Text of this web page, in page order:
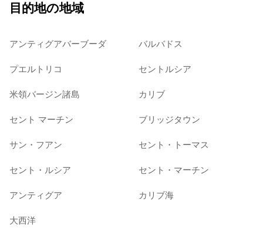
目的地の地域
アンティグアバーブーダ バルバドス
プエルトリコ セントルシア
米領バージン諸島 カリブ
セント マーチン ブリッジタウン
サン・フアン セント・トーマス
セント・ルシア セント・マーチン
アンティグア カリブ海
大西洋